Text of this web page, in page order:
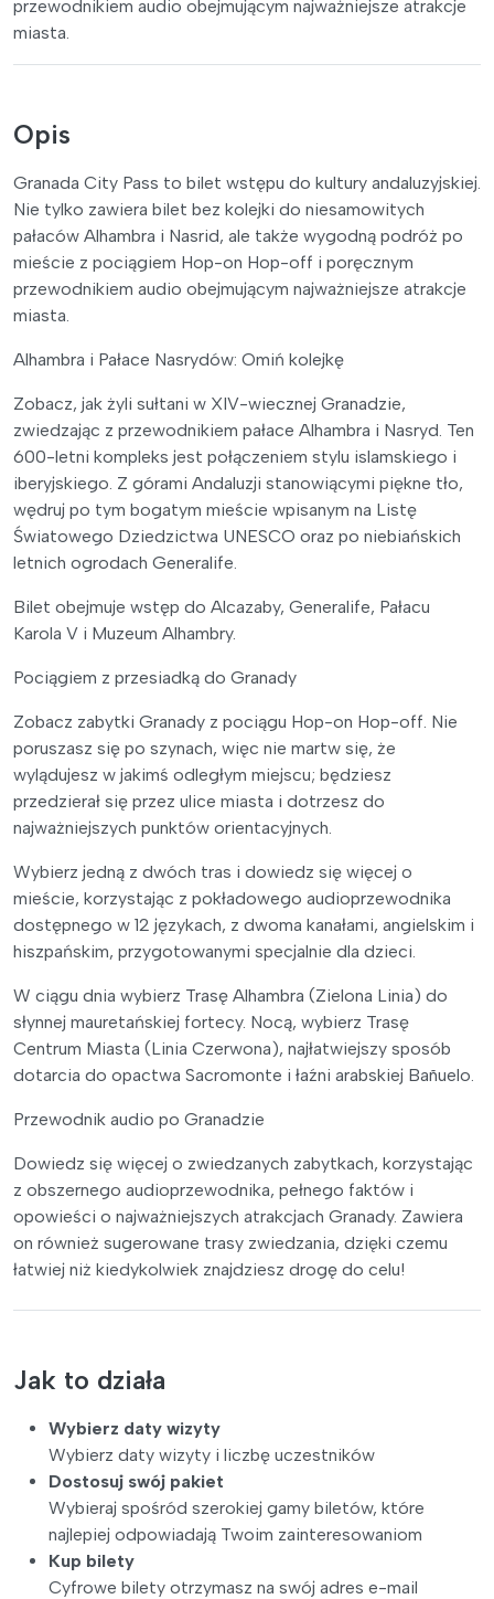
przewodnikiem audio obejmującym najważniejsze atrakcje
miasta.
Opis
Granada City Pass to bilet wstępu do kultury andaluzyjskiej.
Nie tylko zawiera bilet bez kolejki do niesamowitych
pałaców Alhambra i Nasrid, ale także wygodną podróż po
mieście z pociągiem Hop-on Hop-off i poręcznym
przewodnikiem audio obejmującym najważniejsze atrakcje
miasta.
Alhambra i Pałace Nasrydów: Omiń kolejkę
Zobacz, jak żyli sułtani w XIV-wiecznej Granadzie,
zwiedzając z przewodnikiem pałace Alhambra i Nasryd. Ten
600-letni kompleks jest połączeniem stylu islamskiego i
iberyjskiego. Z górami Andaluzji stanowiącymi piękne tło,
wędruj po tym bogatym mieście wpisanym na Listę
Światowego Dziedzictwa UNESCO oraz po niebiańskich
letnich ogrodach Generalife.
Bilet obejmuje wstęp do Alcazaby, Generalife, Pałacu
Karola V i Muzeum Alhambry.
Pociągiem z przesiadką do Granady
Zobacz zabytki Granady z pociągu Hop-on Hop-off. Nie
poruszasz się po szynach, więc nie martw się, że
wylądujesz w jakimś odległym miejscu; będziesz
przedzierał się przez ulice miasta i dotrzesz do
najważniejszych punktów orientacyjnych.
Wybierz jedną z dwóch tras i dowiedz się więcej o
mieście, korzystając z pokładowego audioprzewodnika
dostępnego w 12 językach, z dwoma kanałami, angielskim i
hiszpańskim, przygotowanymi specjalnie dla dzieci.
W ciągu dnia wybierz Trasę Alhambra (Zielona Linia) do
słynnej mauretańskiej fortecy. Nocą, wybierz Trasę
Centrum Miasta (Linia Czerwona), najłatwiejszy sposób
dotarcia do opactwa Sacromonte i łaźni arabskiej Bañuelo.
Przewodnik audio po Granadzie
Dowiedz się więcej o zwiedzanych zabytkach, korzystając
z obszernego audioprzewodnika, pełnego faktów i
opowieści o najważniejszych atrakcjach Granady. Zawiera
on również sugerowane trasy zwiedzania, dzięki czemu
łatwiej niż kiedykolwiek znajdziesz drogę do celu!
Jak to działa
Wybierz daty wizyty
Wybierz daty wizyty i liczbę uczestników
Dostosuj swój pakiet
Wybieraj spośród szerokiej gamy biletów, które
najlepiej odpowiadają Twoim zainteresowaniom
Kup bilety
Cyfrowe bilety otrzymasz na swój adres e-mail